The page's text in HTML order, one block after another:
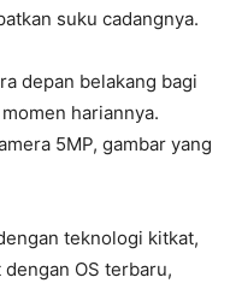
suku cadangnya.
depan belakang bagi
hariannya.
5MP, gambar yang
teknologi kitkat,
OS terbaru,